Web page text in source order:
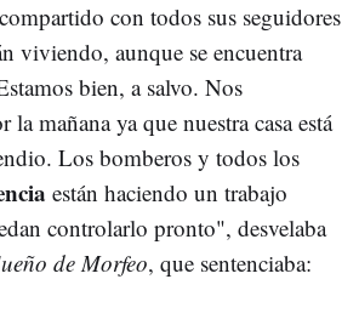
con todos sus seguidores
viviendo, aunque se encuentra
bien, a salvo. Nos
la mañana ya que nuestra casa está
Los bomberos y todos los
están haciendo un trabajo
controlarlo pronto", desvelaba
de Morfeo, que sentenciaba: